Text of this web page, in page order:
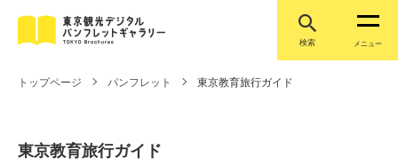
検索 メニュー
トップページ パンフレット 東京教育旅行ガイド
東京教育旅行ガイド